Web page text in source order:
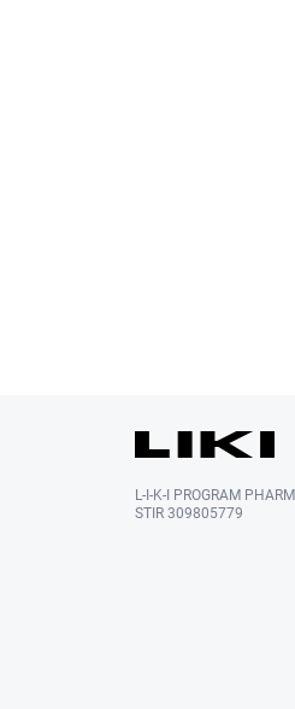
L-I-K-I PROGRAM PHARM
STIR 309805779